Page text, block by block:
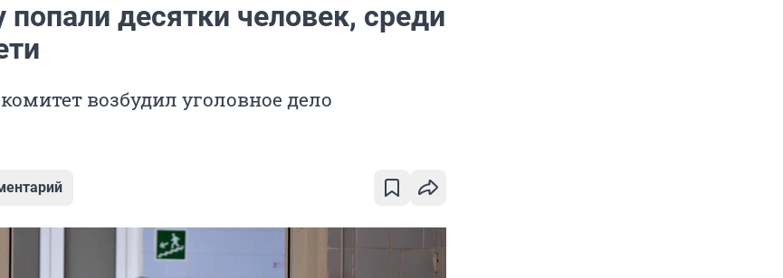
попали десятки человек, среди
возбудил уголовное дело